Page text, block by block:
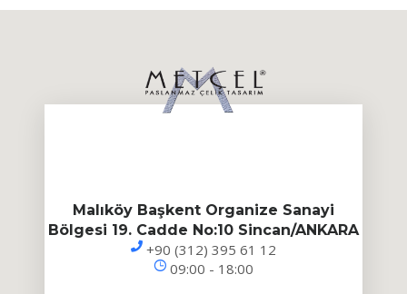
Malıköy Başkent Organize Sanayi
Bölgesi 19. Cadde No:10 Sincan/ANKARA
+90 (312) 395 61 12
09:00 - 18:00